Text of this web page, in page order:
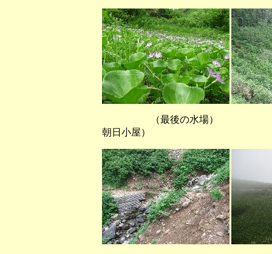
（最後の水場） （水
朝日小屋）